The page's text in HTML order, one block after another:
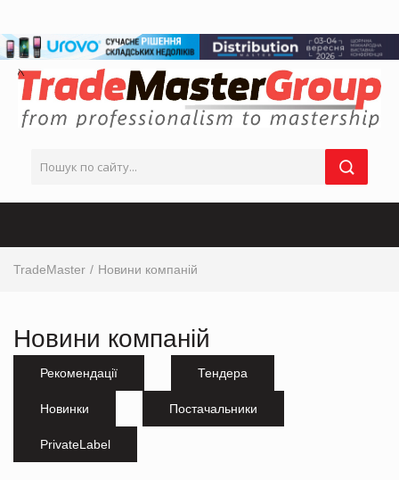
TradeMaster Новини компаній
Новини компаній
Рекомендації Тендера
Новинки Постачальники
PrivateLabel